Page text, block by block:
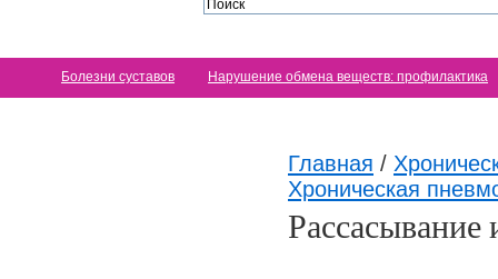
Болезни суставов Нарушение обмена веществ: профилактика
Главная /
Хроническая
Рассасывание